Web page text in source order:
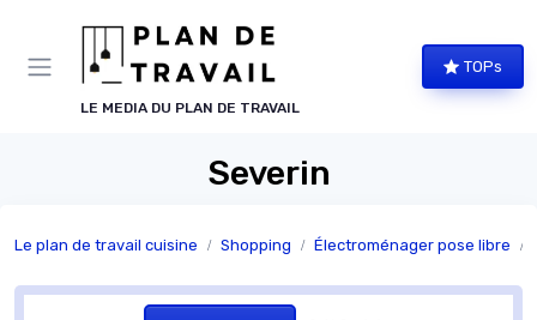
LE MEDIA DU PLAN DE TRAVAIL
TOPs
Severin
Le plan de travail cuisine Shopping Électroménager pose libre